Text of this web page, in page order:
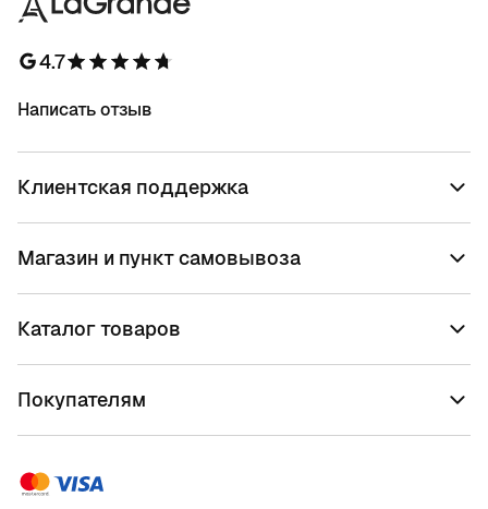
4.7
Написать отзыв
Клиентская поддержка
Магазин и пункт самовывоза
Каталог товаров
Покупателям